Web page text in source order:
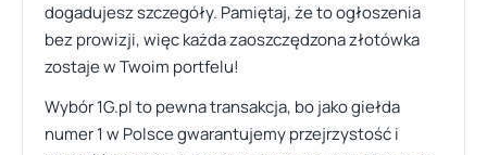
dogadujesz szczegóły. Pamiętaj, że to ogłoszenia
bez prowizji, więc każda zaoszczędzona złotówka
zostaje w Twoim portfelu!
Wybór 1G.pl to pewna transakcja, bo jako giełda
numer 1 w Polsce gwarantujemy przejrzystość i